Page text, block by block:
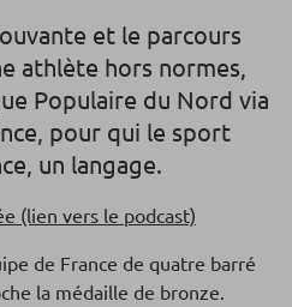
et le parcours
athlète hors normes,
Populaire du Nord via
pour qui le sport
un langage.
(lien vers le podcast)
de France de quatre barré
la médaille de bronze.